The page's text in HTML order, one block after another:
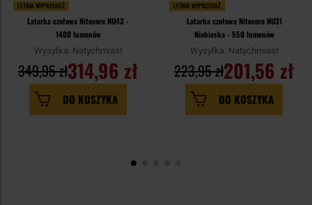
LETNIA WYPRZEDAŻ
Latarka czołowa Nitecore NU43 -
1400 lumenów
Wysyłka: Natychmiast
314,96 zł
349,95 zł
DO KOSZYKA
LETNIA WYPRZEDAŻ
Latarka czołowa Nitecore NU31
Niebieska - 550 lumenów
Wysyłka: Natychmiast
201,56 zł
223,95 zł
DO KOSZYKA